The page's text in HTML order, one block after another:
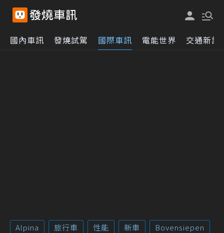
國內車訊 發燒試駕 國際車訊 電能世界 交通新訊
Alpina 旅行車 性能 新車
Bovensiepen